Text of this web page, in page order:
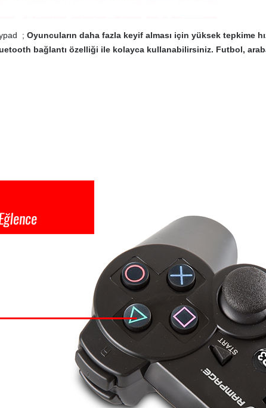
; Oyuncuların daha fazla keyif alması için yüksek tepkime
bağlantı özelliği ile kolayca kullanabilirsiniz. Futbol,